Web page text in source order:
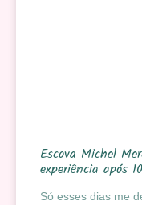
Escova Michel
experiência após
Só esses dias me